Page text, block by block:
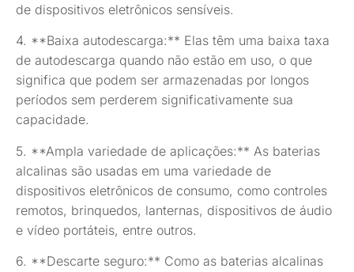
de dispositivos eletrônicos sensíveis.
4. **Baixa autodescarga:** Elas têm uma baixa taxa
de autodescarga quando não estão em uso, o que
significa que podem ser armazenadas por longos
períodos sem perderem significativamente sua
capacidade.
5. **Ampla variedade de aplicações:** As baterias
alcalinas são usadas em uma variedade de
dispositivos eletrônicos de consumo, como controles
remotos, brinquedos, lanternas, dispositivos de áudio
e vídeo portáteis, entre outros.
6. **Descarte seguro:** Como as baterias alcalinas